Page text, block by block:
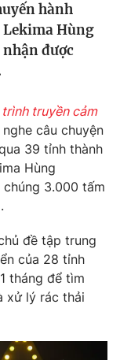
hành
Hùng
được
trình truyền cảm
câu chuyện
39 tỉnh thành
Hùng
3.000 tấm
đề tập trung
của 28 tỉnh
tháng để tìm
xử lý rác thải